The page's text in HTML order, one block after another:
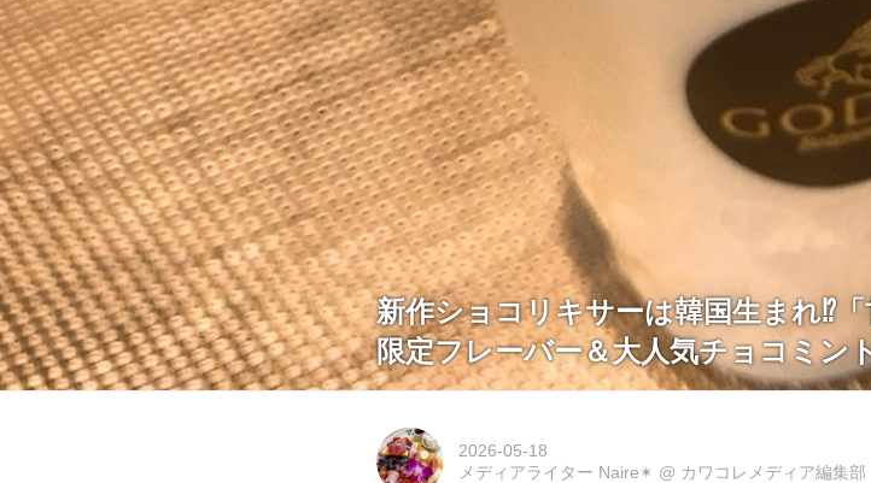
新作ショコリキサーは韓国生まれ⁉
限定フレーバー＆大人気チョコミン
2026-05-18
メディアライター Naire✴︎ @ カワコレメディア編集部